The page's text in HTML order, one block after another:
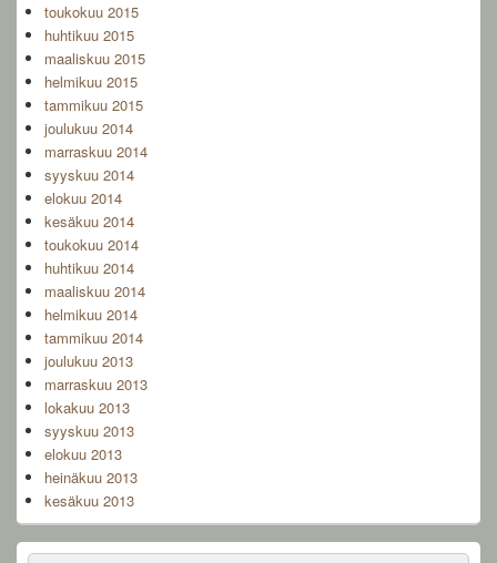
toukokuu 2015
huhtikuu 2015
maaliskuu 2015
helmikuu 2015
tammikuu 2015
joulukuu 2014
marraskuu 2014
syyskuu 2014
elokuu 2014
kesäkuu 2014
toukokuu 2014
huhtikuu 2014
maaliskuu 2014
helmikuu 2014
tammikuu 2014
joulukuu 2013
marraskuu 2013
lokakuu 2013
syyskuu 2013
elokuu 2013
heinäkuu 2013
kesäkuu 2013